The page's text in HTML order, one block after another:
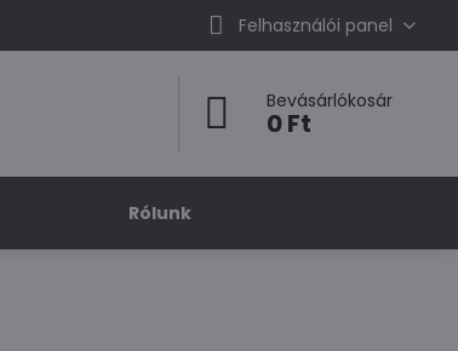
Felhasználói panel
Bevásárlókosár
0 Ft
Rólunk